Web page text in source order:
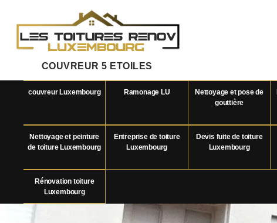
COUVREUR 5 ETOILES
couvreur Luxembourg Ramonage LU
Nettoyage et pose de
gouttière
Nettoyage et peinture
de toiture Luxembourg
Entreprise de toiture
Luxembourg
Devis fuite de toiture
Luxembourg
Rénovation toiture
Luxembourg